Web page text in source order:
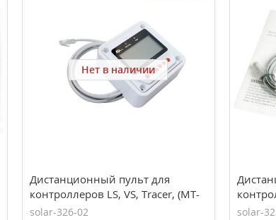
Нет в наличии
Дистанционный пульт для
контроллеров LS, VS, Tracer, (MT-
50), EPsolar(EPEVER)
solar-326-02
solar-